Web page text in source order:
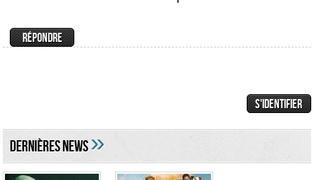
DERNIÈRES NEWS»